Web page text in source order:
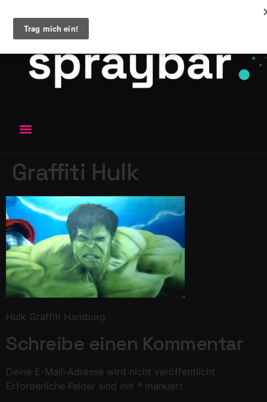
Graffiti Hulk
Hulk Graffiti Hamburg
Schreibe einen Kommentar
Deine E-Mail-Adresse wird nicht veröffentlicht.
Erforderliche Felder sind mit * markiert